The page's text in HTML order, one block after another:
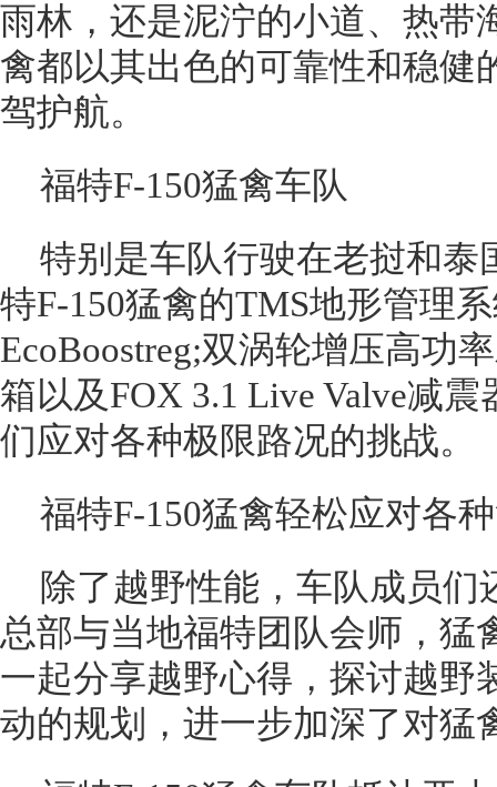
雨林，还是泥泞的小道、热带
禽都以其出色的可靠性和稳健
驾护航。
福特F-150猛禽车队
特别是车队行驶在老挝和泰
特F-150猛禽的TMS地形管理
EcoBoostreg;双涡轮增压高功
箱以及FOX 3.1 Live Valve减
们应对各种极限路况的挑战。
福特F-150猛禽轻松应对各
除了越野性能，车队成员
总部与当地福特团队会师，猛
一起分享越野心得，探讨越野
动的规划，进一步加深了对猛